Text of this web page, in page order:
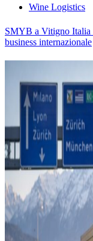
Wine Logistics
SMYB a Vitigno Italia
business internazionale